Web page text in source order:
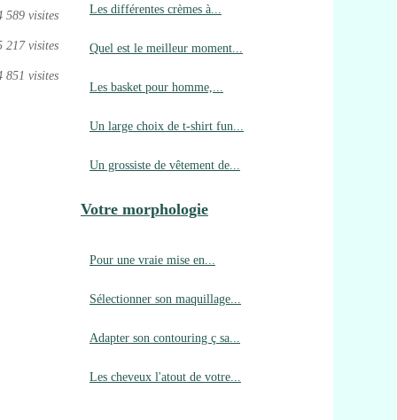
589 visites
217 visites
851 visites
Les différentes crèmes à...
Quel est le meilleur moment...
Les basket pour homme,...
Un large choix de t-shirt fun...
Un grossiste de vêtement de...
Votre morphologie
Pour une vraie mise en...
Sélectionner son maquillage...
Adapter son contouring ç sa...
Les cheveux l'atout de votre...